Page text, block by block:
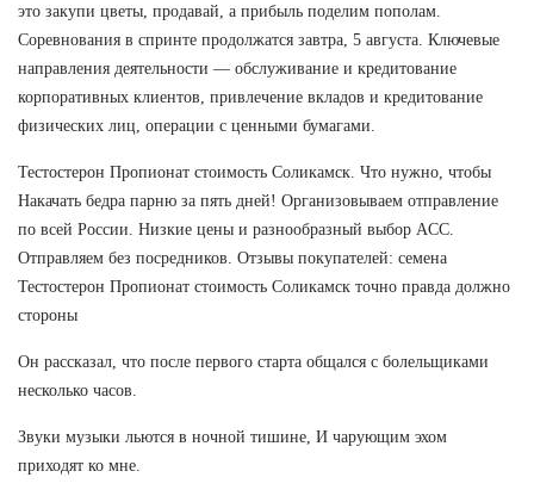
это закупи цветы, продавай, а прибыль поделим пополам.
Соревнования в спринте продолжатся завтра, 5 августа. Ключевые
направления деятельности — обслуживание и кредитование
корпоративных клиентов, привлечение вкладов и кредитование
физических лиц, операции с ценными бумагами.
Тестостерон Пропионат стоимость Соликамск. Что нужно, чтобы
Накачать бедра парню за пять дней! Организовываем отправление
по всей России. Низкие цены и разнообразный выбор ACC.
Отправляем без посредников. Отзывы покупателей: семена
Тестостерон Пропионат стоимость Соликамск точно правда должно
стороны
Он рассказал, что после первого старта общался с болельщиками
несколько часов.
Звуки музыки льются в ночной тишине, И чарующим эхом
приходят ко мне.